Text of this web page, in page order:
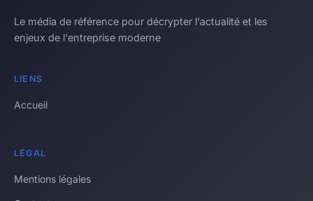
Le média de référence pour décrypter l'actualité et les
enjeux de l'entreprise moderne
LIENS
Accueil
LÉGAL
Mentions légales